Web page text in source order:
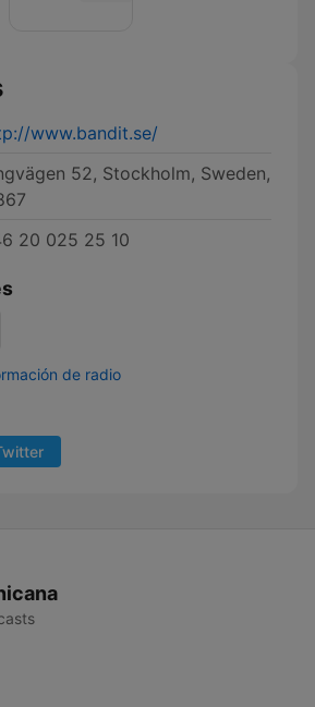
2015
www.bandit.se/
52, Stockholm, Sweden,
20 025 25 10
de radio